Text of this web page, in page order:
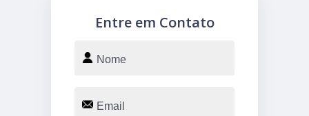
Entre em Contato